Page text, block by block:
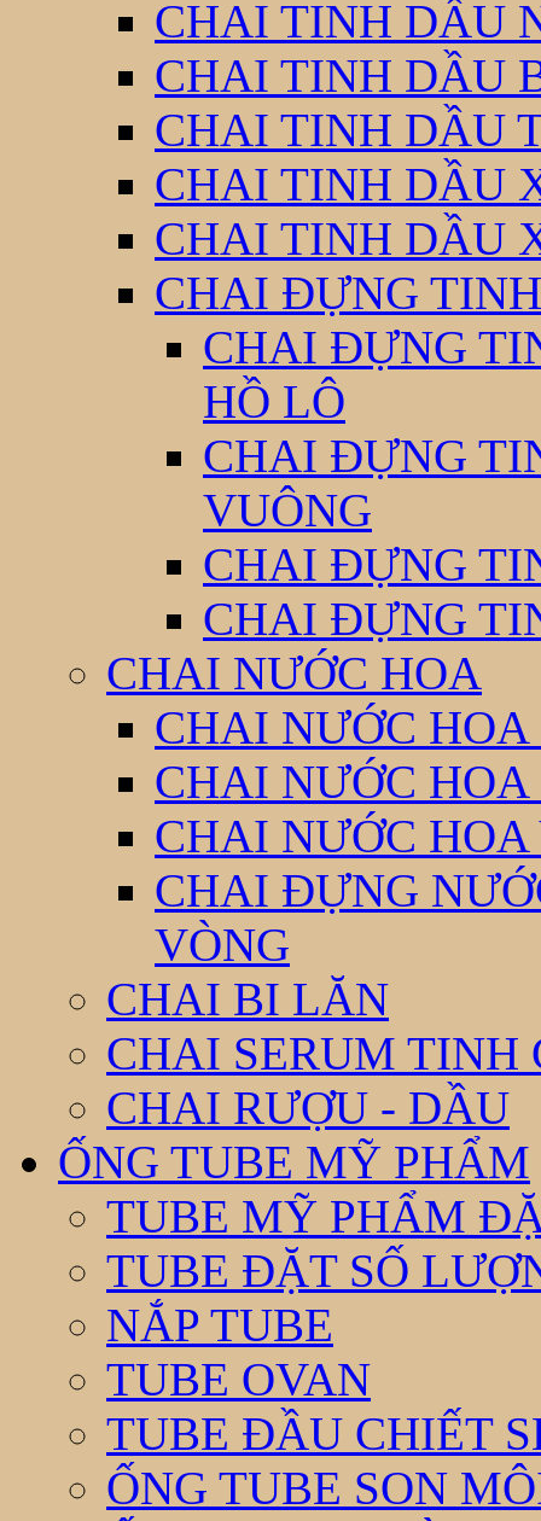
CHAI TINH DẦU
CHAI TINH DẦU
CHAI TINH DẦU
CHAI TINH DẦU
CHAI TINH DẦU
CHAI ĐỰNG
CHAI ĐỰNG
HỒ LÔ
CHAI ĐỰNG
VUÔNG
CHAI ĐỰNG
CHAI ĐỰNG
CHAI NƯỚC HOA
CHAI NƯỚC
CHAI NƯỚC HOA
CHAI NƯỚC
CHAI ĐỰNG
VÒNG
CHAI BI LĂN
CHAI SERUM TINH
CHAI RƯỢU - DẦU
ỐNG TUBE MỸ PHẨM
TUBE MỸ PHẨM
TUBE ĐẶT SỐ
NẮP TUBE
TUBE OVAN
TUBE ĐẦU CHIẾT
ỐNG TUBE SON